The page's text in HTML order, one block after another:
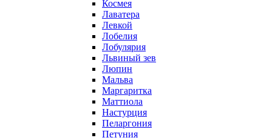
Космея
Лаватера
Левкой
Лобелия
Лобулярия
Львиный зев
Люпин
Мальва
Маргаритка
Маттиола
Настурция
Пеларгония
Петуния